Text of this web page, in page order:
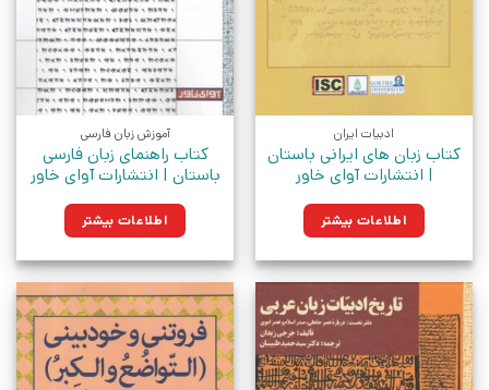
ادبیات ایران
کتاب زبان های ایرانی باستان
| انتشارات آوای خاور
اطلاعات بیشتر
آموزش زبان فارسی
کتاب راهنمای زبان فارسی
باستان | انتشارات آوای خاور
اطلاعات بیشتر